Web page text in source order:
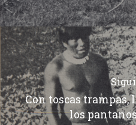
Con toscas
los